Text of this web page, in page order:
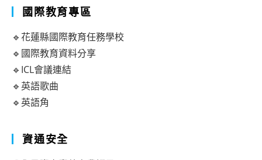
國際教育專區
🔹花蓮縣國際教育任務學校
🔹國際教育資料分享
🔹ICL會議連結
🔹英語歌曲
🔹英語角
資通安全